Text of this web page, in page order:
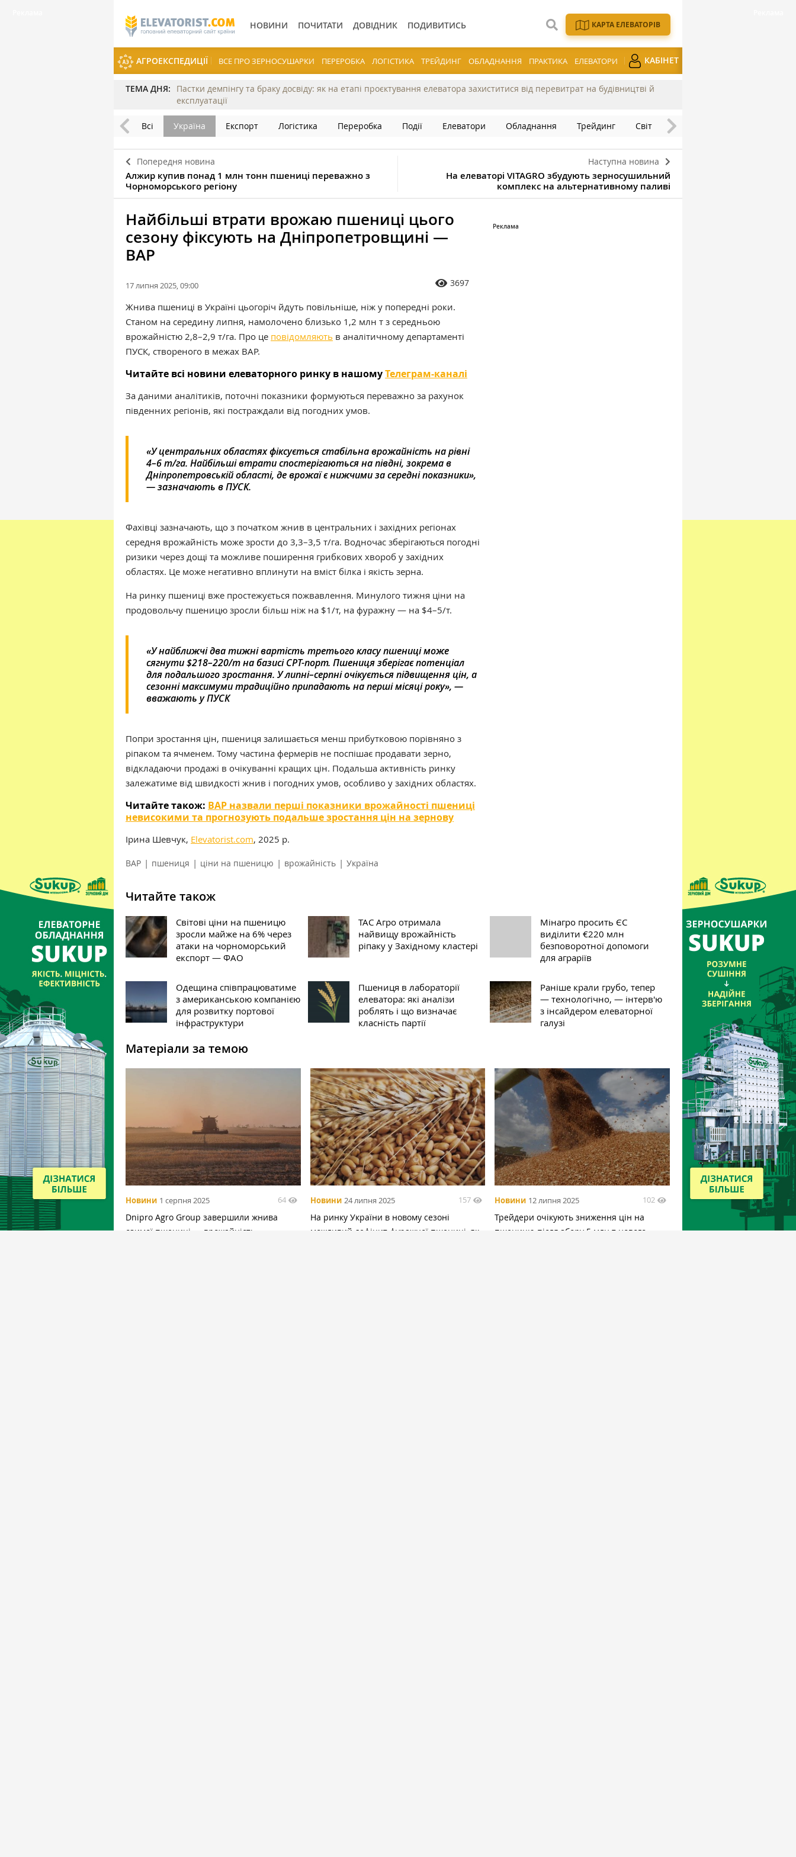
НОВИНИ ПОЧИТАТИ ДОВІДНИК ПОДИВИТИСЬ КАРТА ЕЛЕВАТОРІВ
АГРОЕКСПЕДИЦІЇ ВСЕ ПРО ЗЕРНОСУШАРКИ ПЕРЕРОБКА ЛОГІСТИКА ТРЕЙДИНГ ОБЛАДНАННЯ ПРАКТИКА ЕЛЕВАТОРИ КАБІНЕТ
ТЕМА ДНЯ:
Пастки демпінгу та браку досвіду: як на етапі проєктування елеватора захиститися від перевитрат на будівництві й
експлуатації
Всі Україна Експорт Логістика Переробка Події Елеватори Обладнання Трейдинг Світ
Попередня новина
Алжир купив понад 1 млн тонн пшениці переважно з
Чорноморського регіону
Наступна новина
На елеваторі VITAGRO збудують зерносушильний
комплекс на альтернативному паливі
Найбільші втрати врожаю пшениці цього
сезону фіксують на Дніпропетровщині —
ВАР
17 липня 2025, 09:00 3697
Жнива пшениці в Україні цьогоріч йдуть повільніше, ніж у попередні роки.
Станом на середину липня, намолочено близько 1,2 млн т з середньою
врожайністю 2,8–2,9 т/га. Про це повідомляють в аналітичному департаменті
ПУСК, створеного в межах ВАР.
Читайте всі новини елеваторного ринку в нашомуТелеграм-каналі
За даними аналітиків, поточні показники формуються переважно за рахунок
південних регіонів, які постраждали від погодних умов.
«У центральних областях фіксується стабільна врожайність на рівні
4–6 т/га. Найбільші втрати спостерігаються на півдні, зокрема в
Дніпропетровській області, де врожаї є нижчими за середні показники»,
— зазначають в ПУСК.
Фахівці зазначають, що з початком жнив в центральних і західних регіонах
середня врожайність може зрости до 3,3–3,5 т/га. Водночас зберігаються погодні
ризики через дощі та можливе поширення грибкових хвороб у західних
областях. Це може негативно вплинути на вміст білка і якість зерна.
На ринку пшениці вже простежується пожвавлення. Минулого тижня ціни на
продовольчу пшеницю зросли більш ніж на $1/т, на фуражну — на $4–5/т.
«У найближчі два тижні вартість третього класу пшениці може
сягнути $218–220/т на базисі CPT-порт. Пшениця зберігає потенціал
для подальшого зростання. У липні–серпні очікується підвищення цін, а
сезонні максимуми традиційно припадають на перші місяці року», —
вважають у ПУСК
Попри зростання цін, пшениця залишається менш прибутковою порівняно з
ріпаком та ячменем. Тому частина фермерів не поспішає продавати зерно,
відкладаючи продажі в очікуванні кращих цін. Подальша активність ринку
залежатиме від швидкості жнив і погодних умов, особливо у західних областях.
Читайте також: ВАР назвали перші показники врожайності пшениці
невисокими та прогнозують подальше зростання цін на зернову
Ірина Шевчук, Elevatorist.com, 2025 р.
ВАР | пшениця | ціни на пшеницю | врожайність | Україна
Читайте також
Світові ціни на пшеницю
зросли майже на 6% через
атаки на чорноморський
експорт — ФАО
ТАС Агро отримала
найвищу врожайність
ріпаку у Західному кластері
Мінагро просить ЄС
виділити €220 млн
безповоротної допомоги
для аграріїв
Одещина співпрацюватиме
з американською компанією
для розвитку портової
інфраструктури
Пшениця в лабораторії
елеватора: які аналізи
роблять і що визначає
класність партії
Раніше крали грубо, тепер
— технологічно, — інтерв'ю
з інсайдером елеваторної
галузі
Матеріали за темою
Новини 1 серпня 2025 64
Dnipro Agro Group завершили жнива
озимої пшениці — врожайність
Новини 24 липня 2025 157
На ринку України в новому сезоні
можливий дефіцит фуражної пшениці, як
Новини 12 липня 2025 102
Трейдери очікують зниження цін на
пшеницю після збору 5 млн т нового